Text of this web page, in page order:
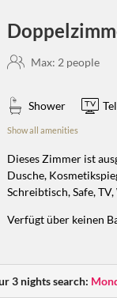
Max: 2 people
Shower
Show all amenities
Dieses Zimmer ist
Dusche,
Schreibtisch, Safe,
Verfügt über keinen
3 nights search: